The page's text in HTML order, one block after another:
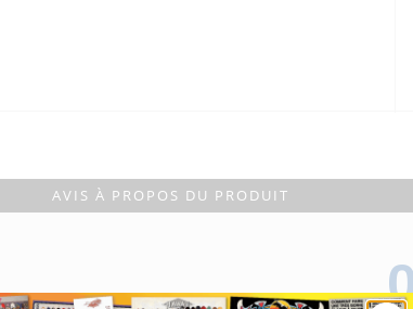
AVIS À PROPOS DU PRODUIT